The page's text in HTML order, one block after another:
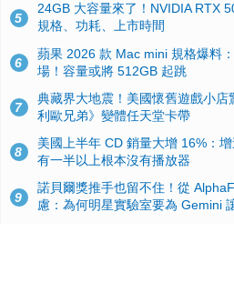
5
24GB 大容量來了！NVIDIA RTX
規格、功耗、上市時間
6
蘋果 2026 款 Mac mini 規格爆料
場！容量或將 512GB 起跳
7
典藏界大地震！美國懷舊遊戲小
利歐兄弟》變體任天堂卡帶
8
美國上半年 CD 銷量大增 16%：
有一半以上根本沒有播放器
9
諾貝爾獎推手也留不住！從
慮：為何明星實驗室要為 Gemini